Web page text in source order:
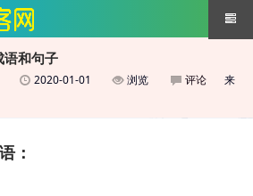
语和句子
2020-01-01 浏览 评论
来
：